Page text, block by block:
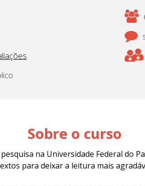
Sobre o curso
na Universidade Federal do
para deixar a leitura mais